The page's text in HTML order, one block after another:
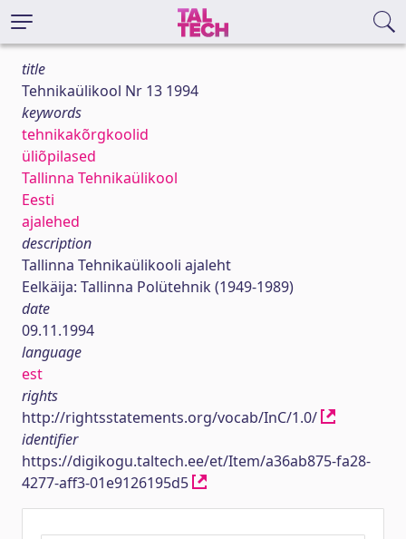
title
Tehnikaülikool Nr 13 1994
keywords
tehnikakõrgkoolid
üliõpilased
Tallinna Tehnikaülikool
Eesti
ajalehed
description
Tallinna Tehnikaülikooli ajaleht
Eelkäija: Tallinna Polütehnik (1949-1989)
date
09.11.1994
language
est
rights
http://rightsstatements.org/vocab/InC/1.0/
identifier
https://digikogu.taltech.ee/et/Item/a36ab875-fa28-
4277-aff3-01e9126195d5